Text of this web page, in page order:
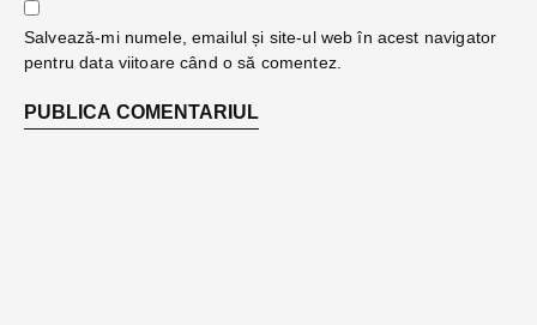
Salvează-mi numele, emailul și site-ul web în acest navigator
pentru data viitoare când o să comentez.